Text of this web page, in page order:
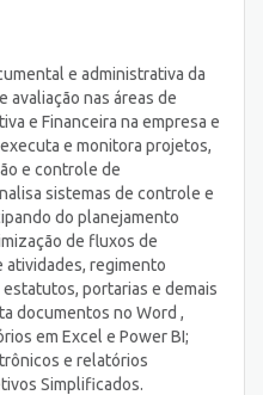
e administrativa da
avaliação nas áreas de
e Financeira na empresa e
e monitora projetos,
e controle de
sistemas de controle e
do planejamento
de fluxos de
atividades, regimento
portarias e demais
documentos no Word ,
em Excel e Power BI;
e relatórios
Simplificados.